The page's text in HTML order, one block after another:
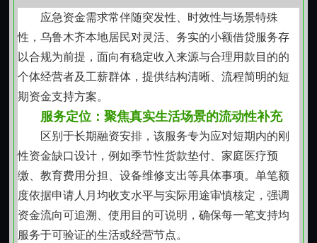
没打乱原有生活节奏。
【还款方式灵活，不添额外负担】
利息按实际使用天数计收，没有隐形费用，也没有
提前还款违约金。若资金回笼早，可随时结清；若短期
仍有压力，也可协商分阶段偿还本金。我们理解生活中
变数常有，因此在约定范围内保留适度弹性，不因一次
延期就改变合作基础。长期相处靠的是相互体谅，而非
单方面约束。
【守护本地人的安居底气】
在乌鲁木齐生活多年，了解一套房对一个家庭意味
着什么它不只是砖瓦水泥，更是安身立命的依托。正因
如此，我们格外珍视每一次托付：不诱导多借，不模糊
应急资金需求常伴随突发性、时效性与场景特殊
性，乌鲁木齐本地居民对灵活、务实的小额借贷服务存
以合规为前提，面向有稳定收入来源与合理用款目的的
个体经营者及工薪群体，提供结构清晰、流程简明的短
期资金支持方案。
服务定位：聚焦真实生活场景的流动性补充
区别于长期融资安排，该服务专为应对短期内的刚
性资金缺口设计，例如季节性货款垫付、家庭医疗预
缴、教育费用分担、设备维修支出等具体事项。单笔额
度依据申请人月均收支水平与实际用途审慎核定，强调
资金流向可追溯、使用目的可说明，确保每一笔支持均
服务于可验证的生活或经营节点。